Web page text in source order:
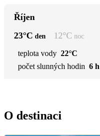
Říjen
23°C den 12°C noc
teplota vody 22°C
počet slunných hodin 6 h
O destinaci